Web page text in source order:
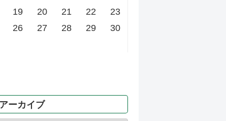
19 20 21 22
23
26 27 28 29
30
ーカイブ